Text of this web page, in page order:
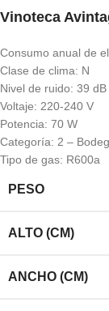
Vinoteca
Consumo anual de
Clase de clima: N
Nivel de ruido: 39 dB
Voltaje: 220-240 V
Potencia: 70 W
Categoría: 2 –
Tipo de gas: R600a
PESO
ALTO (CM)
ANCHO (CM)